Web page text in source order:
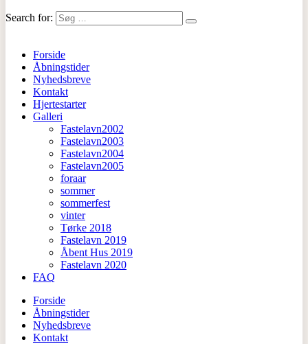
Search for:
Forside
Åbningstider
Nyhedsbreve
Kontakt
Hjertestarter
Galleri
Fastelavn2002
Fastelavn2003
Fastelavn2004
Fastelavn2005
foraar
sommer
sommerfest
vinter
Tørke 2018
Fastelavn 2019
Åbent Hus 2019
Fastelavn 2020
FAQ
Forside
Åbningstider
Nyhedsbreve
Kontakt